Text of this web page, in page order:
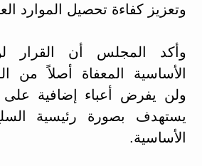
وتعزيز كفاءة تحصيل الموارد
وأكد المجلس أن القرار
الأساسية المعفاة أصلاً من
ولن يفرض أعباء إضافية على
يستهدف بصورة رئيسية
الأساسية.